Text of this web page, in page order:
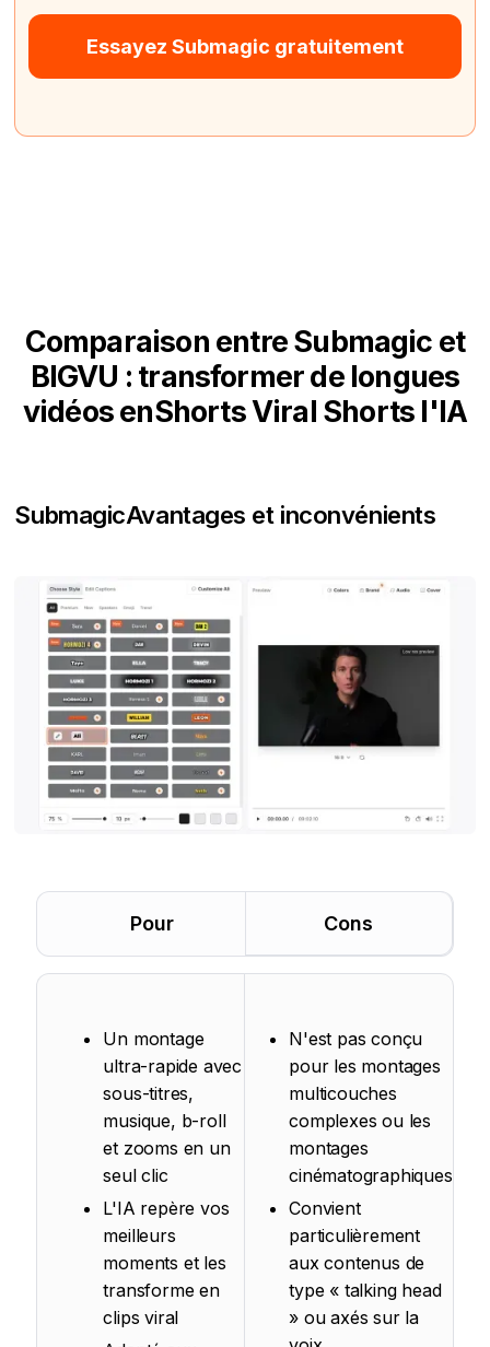
Essayez Submagic gratuitement
Comparaison entre Submagic et
BIGVU : transformer de longues
vidéos enShorts Viral Shorts l'IA
SubmagicAvantages et inconvénients
Pour Cons
Un montage
ultra-rapide avec
sous-titres,
musique, b-roll
et zooms en un
seul clic
L'IA repère vos
meilleurs
moments et les
transforme en
clips viral
N'est pas conçu
pour les montages
multicouches
complexes ou les
montages
cinématographiques
Convient
particulièrement
aux contenus de
type « talking head
» ou axés sur la